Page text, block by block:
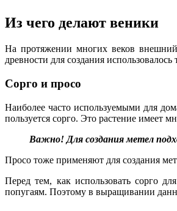
Из чего делают веники
На протяжении многих веков
древности для создания
Сорго и просо
Наиболее часто используемыми для
пользуется сорго. Это растение имеет
Важно! Для создания метел
Просо тоже применяют для создания
Перед тем, как использовать сорго
попугаям. Поэтому в выращивании